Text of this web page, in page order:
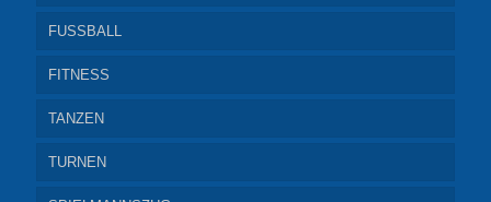
INFO UND MITGLIEDSCHAFT
SPORTHALLE
NEUIGKEITEN
VERANSTALTUNGEN
FUSSBALL
Jugendfussball
ALTE HERREN
SCHIEDSRICHTER
FITNESS
JUMPING
LAUFTREFF
TANZEN
TURNEN